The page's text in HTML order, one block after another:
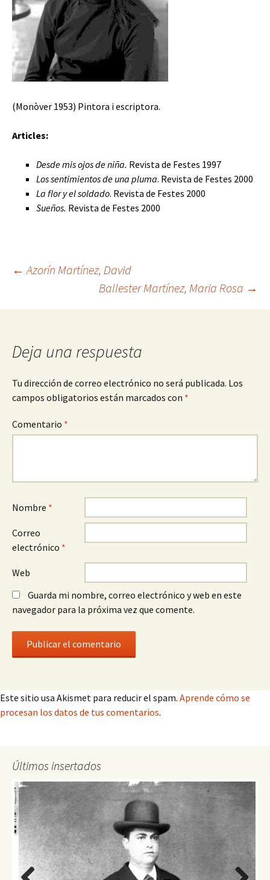
(Monòver 1953) Pintora i escriptora.
Articles:
Desde mis ojos de niña. Revista de Festes 1997
Los sentimientos de una pluma. Revista de Festes 2000
La flor y el soldado. Revista de Festes 2000
Sueños. Revista de Festes 2000
Navegación
de
entradas
← Azorín Martínez, David
Ballester Martínez, Maria Rosa →
Deja una respuesta
Tu dirección de correo electrónico no será publicada. Los
campos obligatorios están marcados con *
Comentario *
Nombre *
Correo
electrónico *
Web
Guarda mi nombre, correo electrónico y web en este
navegador para la próxima vez que comente.
Este sitio usa Akismet para reducir el spam. Aprende cómo se
procesan los datos de tus comentarios.
Últimos insertados